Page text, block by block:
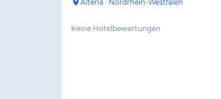
Altena · Nordrhein-Westfalen
Keine Hotelbewertungen